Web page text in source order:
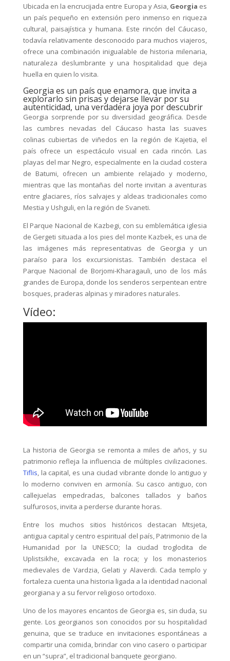
Ubicada en la encrucijada entre Europa y Asia, Georgia es
un país pequeño en extensión pero inmenso en riqueza
cultural, paisajística y humana. Este rincón del Cáucaso,
todavía relativamente desconocido para muchos viajeros,
ofrece una combinación inigualable de historia milenaria,
naturaleza deslumbrante y una hospitalidad que deja
huella en quien lo visita.
Georgia es un país que enamora, que invita a
explorarlo sin prisas y dejarse llevar por su
autenticidad, una verdadera joya por descubrir
Georgia sorprende por su diversidad geográfica. Desde
las cumbres nevadas del Cáucaso hasta las suaves
colinas cubiertas de viñedos en la región de Kajetia, el
país ofrece un espectáculo visual en cada rincón. Las
playas del mar Negro, especialmente en la ciudad costera
de Batumi, ofrecen un ambiente relajado y moderno,
mientras que las montañas del norte invitan a aventuras
entre glaciares, ríos salvajes y aldeas tradicionales como
Mestia y Ushguli, en la región de Svaneti.
El Parque Nacional de Kazbegi, con su emblemática iglesia
de Gergeti situada a los pies del monte Kazbek, es una de
las imágenes más representativas de Georgia y un
paraíso para los excursionistas. También destaca el
Parque Nacional de Borjomi-Kharagauli, uno de los más
grandes de Europa, donde los senderos serpentean entre
bosques, praderas alpinas y miradores naturales.
Vídeo:
La historia de Georgia se remonta a miles de años, y su
patrimonio refleja la influencia de múltiples civilizaciones.
Tiflis, la capital, es una ciudad vibrante donde lo antiguo y
lo moderno conviven en armonía. Su casco antiguo, con
callejuelas empedradas, balcones tallados y baños
sulfurosos, invita a perderse durante horas.
Entre los muchos sitios históricos destacan Mtsjeta,
antigua capital y centro espiritual del país, Patrimonio de la
Humanidad por la UNESCO; la ciudad troglodita de
Uplistsikhe, excavada en la roca; y los monasterios
medievales de Vardzia, Gelati y Alaverdi. Cada templo y
fortaleza cuenta una historia ligada a la identidad nacional
georgiana y a su fervor religioso ortodoxo.
Uno de los mayores encantos de Georgia es, sin duda, su
gente. Los georgianos son conocidos por su hospitalidad
genuina, que se traduce en invitaciones espontáneas a
compartir una comida, brindar con vino casero o participar
en un “supra”, el tradicional banquete georgiano.